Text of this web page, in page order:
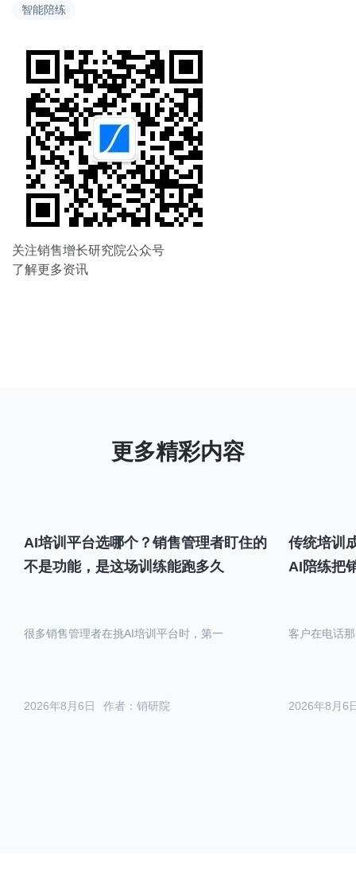
智能陪练
导
航
关注销售增长研究院公众号
了解更多资讯
AI培训平台选哪个？销售管理者盯住的
不是功能，是这场训练能跑多久
作者：销研院
2026年8月6日
很多销售管理者在挑AI培训平台时，第一
传统培训
AI陪练把
2026年8月6
客户在电话